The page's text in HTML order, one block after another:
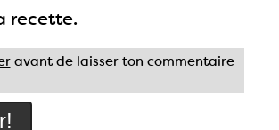
recette.
avant de laisser ton commentaire